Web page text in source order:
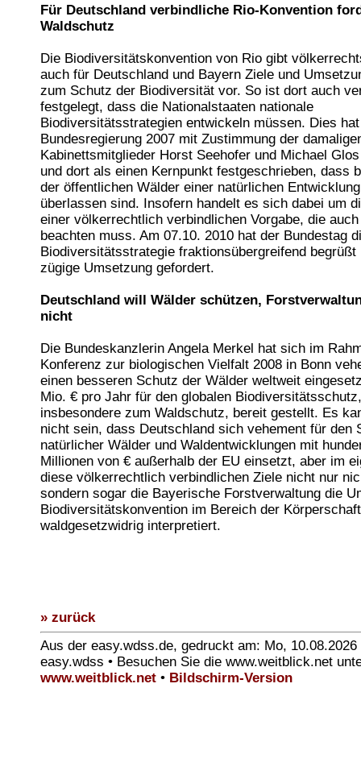
Für Deutschland verbindliche Rio-Konvention
Waldschutz
Die Biodiversitätskonvention von Rio gibt
auch für Deutschland und Bayern Ziele und
zum Schutz der Biodiversität vor. So ist dort auch
festgelegt, dass die Nationalstaaten nationale
Biodiversitätsstrategien entwickeln müssen. Dies
Bundesregierung 2007 mit Zustimmung der
Kabinettsmitglieder Horst Seehofer und Michael
und dort als einen Kernpunkt festgeschrieben, dass
der öffentlichen Wälder einer natürlichen
überlassen sind. Insofern handelt es sich dabei um
einer völkerrechtlich verbindlichen Vorgabe, die
beachten muss. Am 07.10. 2010 hat der Bundestag
Biodiversitätsstrategie fraktionsübergreifend begrüßt
zügige Umsetzung gefordert.
Deutschland will Wälder schützen,
nicht
Die Bundeskanzlerin Angela Merkel hat sich im
Konferenz zur biologischen Vielfalt 2008 in Bonn
einen besseren Schutz der Wälder weltweit
Mio. € pro Jahr für den globalen Biodiversitätsschutz,
insbesondere zum Waldschutz, bereit gestellt. Es
nicht sein, dass Deutschland sich vehement für den
natürlicher Wälder und Waldentwicklungen mit
Millionen von € außerhalb der EU einsetzt, aber im
diese völkerrechtlich verbindlichen Ziele nicht nur
sondern sogar die Bayerische Forstverwaltung die
Biodiversitätskonvention im Bereich der
waldgesetzwidrig interpretiert.
» zurück
Aus der easy.wdss.de, gedruckt am: Mo,
easy.wdss • Besuchen Sie die www.weitblick.net
www.weitblick.net • Bildschirm-Version